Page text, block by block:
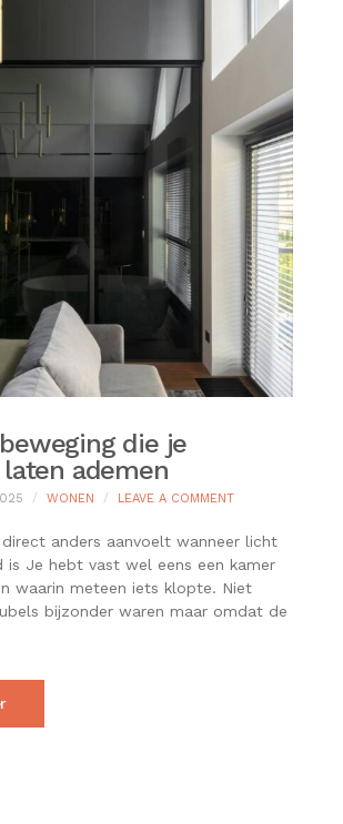
die je
ademen
WONEN LEAVE A COMMENTON
EN
DIE
JE
INTERIEUR
anders aanvoelt wanneer licht
is Je hebt vast wel eens een kamer
waarin meteen iets klopte. Niet
bijzonder waren maar omdat de